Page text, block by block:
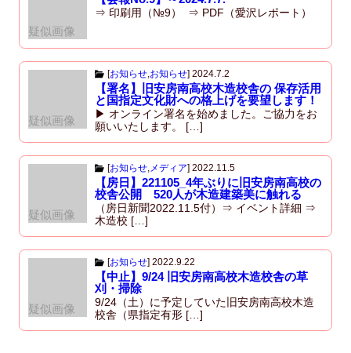
疑似画像
⇒ 印刷用（№9） ⇒ PDF（愛沢レポート）
疑似画像
[お知らせ,お知らせ] 2024.7.2
【署名】旧安房南高校木造校舎の 保存活用
と国指定文化財への格上げを要望します！
▶ オンライン署名を始めました。ご協力をお
願いいたします。 […]
疑似画像
[お知らせ,メディア] 2022.11.5
【房日】221105_4年ぶりに旧安房南高校の
校舎公開 520人が木造建築美に触れる
（房日新聞2022.11.5付）⇒ イベント詳細 ⇒
木造校 […]
疑似画像
[お知らせ] 2022.9.22
【中止】9/24 旧安房南高校木造校舎の草
刈・掃除
9/24（土）に予定していた旧安房南高校木造
校舎（県指定有形 […]